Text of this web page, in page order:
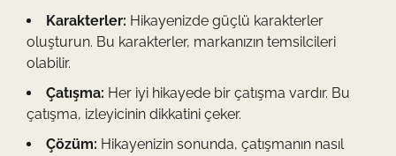
Karakterler: Hikayenizde güçlü karakterler
oluşturun. Bu karakterler, markanızın temsilcileri
olabilir.
Çatışma: Her iyi hikayede bir çatışma vardır. Bu
çatışma, izleyicinin dikkatini çeker.
Çözüm: Hikayenizin sonunda, çatışmanın nasıl